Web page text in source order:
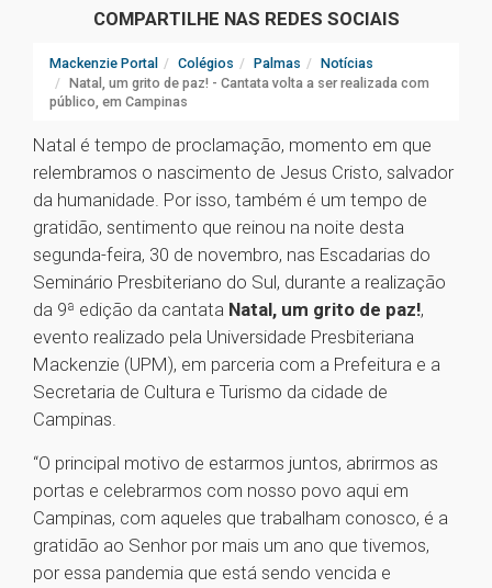
COMPARTILHE NAS REDES SOCIAIS
Mackenzie Portal Colégios Palmas
Notícias
Natal, um grito de paz! - Cantata volta a ser realizada com
público, em Campinas
Natal é tempo de proclamação, momento em que
relembramos o nascimento de Jesus Cristo, salvador
da humanidade. Por isso, também é um tempo de
gratidão, sentimento que reinou na noite desta
segunda-feira, 30 de novembro, nas Escadarias do
Seminário Presbiteriano do Sul, durante a realização
da 9ª edição da cantata Natal, um grito de paz!,
evento realizado pela Universidade Presbiteriana
Mackenzie (UPM), em parceria com a Prefeitura e a
Secretaria de Cultura e Turismo da cidade de
Campinas.
“O principal motivo de estarmos juntos, abrirmos as
portas e celebrarmos com nosso povo aqui em
Campinas, com aqueles que trabalham conosco, é a
gratidão ao Senhor por mais um ano que tivemos,
por essa pandemia que está sendo vencida e